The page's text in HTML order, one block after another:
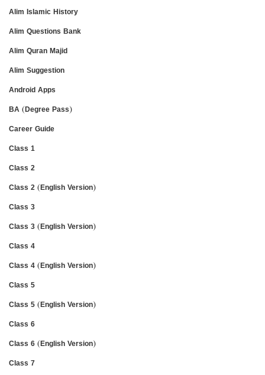
Alim Islamic History
Alim Questions Bank
Alim Quran Majid
Alim Suggestion
Android Apps
BA (Degree Pass)
Career Guide
Class 1
Class 2
Class 2 (English Version)
Class 3
Class 3 (English Version)
Class 4
Class 4 (English Version)
Class 5
Class 5 (English Version)
Class 6
Class 6 (English Version)
Class 7